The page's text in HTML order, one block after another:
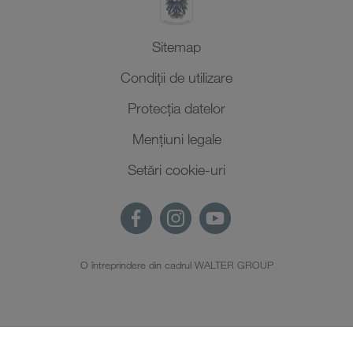
Sitemap
Condiții de utilizare
Protecţia datelor
Mențiuni legale
Setări cookie-uri
O întreprindere din cadrul WALTER GROUP